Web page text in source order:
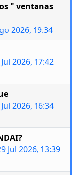
" ventanas
2026, 19:34
2026, 17:42
2026, 16:34
Jul 2026, 13:39